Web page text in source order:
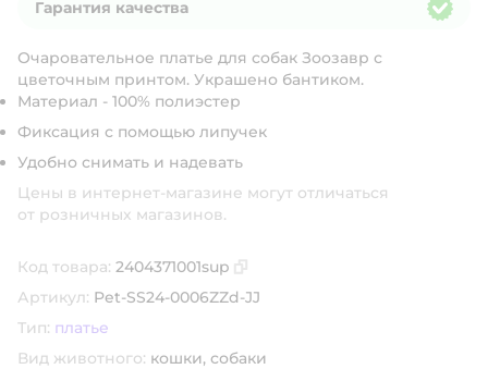
Гарантия качества
Очаровательное платье для собак Зоозавр с
цветочным принтом. Украшено бантиком.
Материал - 100% полиэстер
Фиксация с помощью липучек
Удобно снимать и надевать
Цены в интернет-магазине могут отличаться
от розничных магазинов.
Код товара: 2404371001sup
Артикул: Pet-SS24-0006ZZd-JJ
Тип: платье
Вид животного: кошки, собаки